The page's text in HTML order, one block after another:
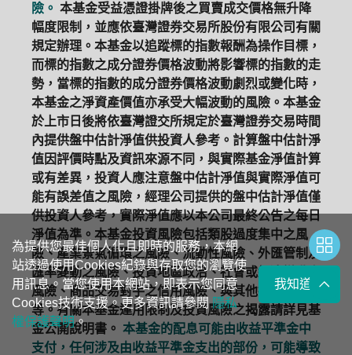
險。 本基金受益憑證掛牌後之買賣成交價格無升降
幅度限制，並應依臺灣證券交易所股份有限公司有關
規定辦理。本基金以追蹤標的指數報酬為操作目標，
而標的指數之成分證券價格波動將影響標的指數的走
勢，當標的指數的成分證券價格波動劇烈或變化時，
本基金之淨資產價值亦承受大幅波動的風險。本基金
於上市日後將依臺灣證交所規定於臺灣證券交易時間
內提供盤中估計淨值供投資人參考。計算盤中估計淨
值因評價時點及資訊來源不同，與實際基金淨值計算
或有差異，投資人應注意盤中估計淨值與實際淨值可
能有誤差值之風險，經理公司提供的盤中估計淨值僅
供投資人參考，實際淨值應以本公司最終公告之每日
淨值為準。本基金投資風險包括類股過度集中之風
險、產業景氣循環之風險、流動性風險、外匯管制及
匯率變動之風險、投資地區政治、社會或經濟變動之
風險、商品交易對手之信用風險、與其他投資風險
等。有關本基金運用限制及投資風險之揭露請詳見基
金公開說明書。 本基金的配息可能由收益平準金中
支付，任何涉及由收益平準金支出的部份，可能導致
為提供您最佳個人化且即時的服務，本網
站透過使用Cookies紀錄與存取您的瀏覽使
用訊息。當您使用本網站，即表示您同意
Cookies技術支援。更多資訊請參閱隱私
權保護聲明。
我知道了